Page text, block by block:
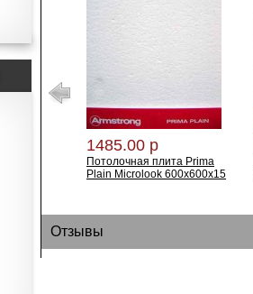
1485.00 р
Потолочная плита Prima
Plain Microlook 600х600х15
Отзывы